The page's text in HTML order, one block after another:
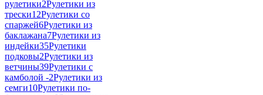
рулетики2Рулетики из
трески12Рулетики со
спаржей6Рулетики из
баклажана7Рулетики из
индейки35Рулетики
подковы2Рулетики из
ветчины39Рулетики с
камболой -2Рулетики из
семги10Рулетики по-